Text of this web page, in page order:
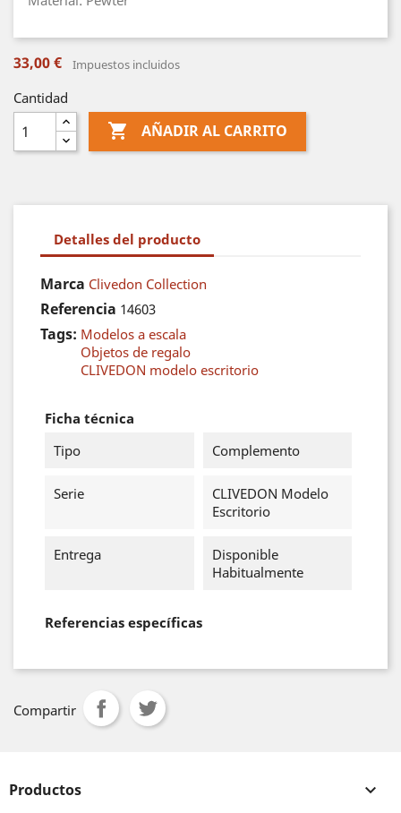
33,00 € Impuestos incluidos
Cantidad
 AÑADIR AL CARRITO
Detalles del producto
Marca Clivedon Collection
Referencia 14603
Tags: Modelos a escala
Objetos de regalo
CLIVEDON modelo escritorio
Ficha técnica
Tipo
Complemento
Serie
CLIVEDON Modelo
Escritorio
Entrega
Disponible
Habitualmente
Referencias específicas
Compartir
Productos 